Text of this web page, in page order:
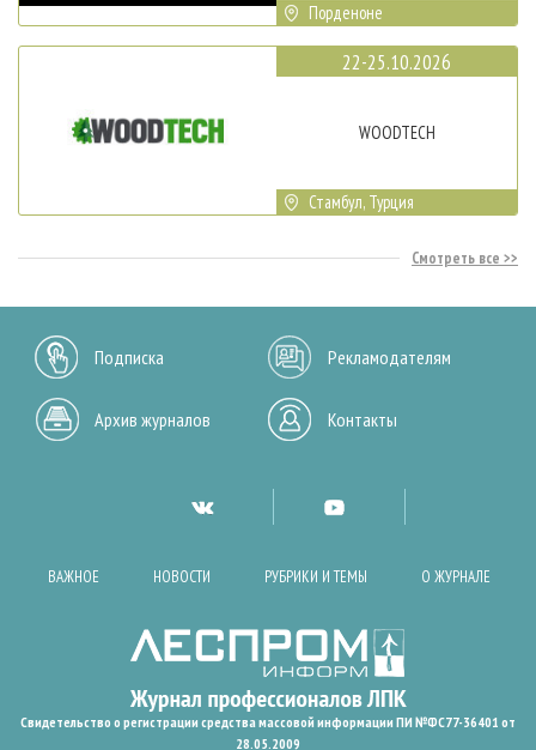
Порденоне
22-25.10.2026
WOODTECH
Стамбул, Турция
Смотреть все
Подписка Рекламодателям
Архив журналов Контакты
ВАЖНОЕ НОВОСТИ РУБРИКИ И ТЕМЫ О ЖУРНАЛЕ
Свидетельство о регистрации средства массовой информации ПИ №ФС77-36401 от
28.05.2009